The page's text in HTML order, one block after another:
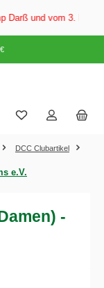
und vom 3. bis 5.
DCC Clubartikel
e.V.
-